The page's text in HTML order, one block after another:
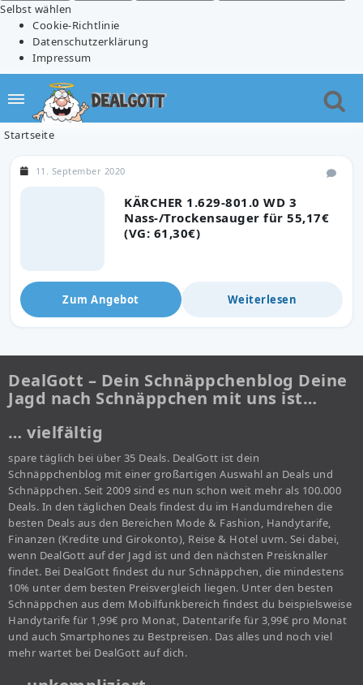
Selbst wählen
Cookie-Richtlinie
Datenschutzerklärung
Impressum
Startseite
KÄRCHER 1.629-801.0 WD 3
Nass-/Trockensauger für 55,17€
(VG: 61,30€)
11. September 2020
Zum Angebot Weiterlesen
DealGott – Dein Schnäppchenblog Deine
Jagd nach Schnäppchen mit uns ist…
… vielfältig
spare täglich bei über 35 Deals. DealGott ist dein
Schnäppchenblog mit einer großartigen Auswahl an Deals und
Schnäppchen. Seit 2009 sind es nun schon weit mehr als 100.000
Deals. In den täglichen Deals findest du im Handumdrehen die
besten Deals aus den Bereichen Mode & Fashion, Handytarife,
Finanzen (Kredite und Girokonto), Reise & Hotel uvm. Sei dabei,
wenn DealGott auf der Jagd ist und den nächsten Preisknaller
findet. Bei DealGott findest du nur Schnäppchen, die mindestens
10% unter dem besten Preisvergleich liegen. Unter den besten
Schnäppchen aus dem Mobilfunkbereich findest du beispielsweise
Handytarife für 1,99€ pro Monat, Datentarife für 3,99€ pro Monat
und auch Smartphones zu Bestpreisen. Das alles und noch viel
mehr wartet bei DealGott auf dich.